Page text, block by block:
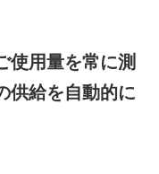
使用量を常に測
供給を自動的に